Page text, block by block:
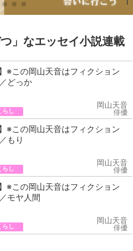
」なエッセイ小説連載
※この岡山天音はフィクション
どっか
らし
岡山天音
俳優
※この岡山天音はフィクション
もり
らし
岡山天音
俳優
※この岡山天音はフィクション
モヤ人間
らし
岡山天音
俳優